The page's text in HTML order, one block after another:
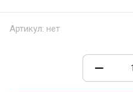
Артикул: нет